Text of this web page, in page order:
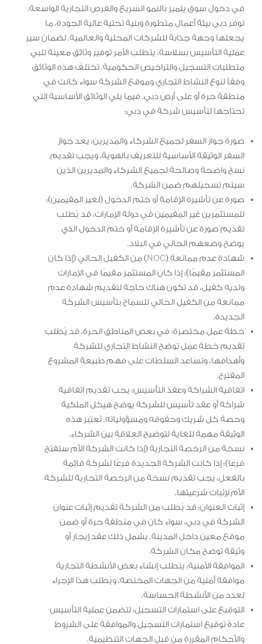
في دخول سوق يتميز بالنمو السريع والفرص التجارية الواسعة.
توفر دبي بيئة أعمال متطورة وبنية تحتية عالية الجودة، ما
يجعلها وجهة جذابة للشركات المحلية والعالمية. لضمان سير
عملية التأسيس بسلاسة، يتطلب الأمر توفير وثائق معينة تلبي
متطلبات التسجيل والتراخيص الحكومية. تختلف هذه الوثائق
وفقاً لنوع النشاط التجاري وموقع الشركة سواء كانت في
منطقة حرة أو على أرض دبي. فيما يلي الوثائق الأساسية التي
تحتاجها لتأسيس شركة في دبي:
صورة جواز السفر لجميع الشركاء والمديرين: يعد جواز
السفر الوثيقة الأساسية للتعريف بالهوية، ويجب تقديم
نسخ واضحة وصالحة لجميع الشركاء والمديرين الذين
سيتم تسجيلهم ضمن الشركة.
صورة عن تأشيرة الإقامة أو ختم الدخول (لغير المقيمين):
للمستثمرين غير المقيمين في دولة الإمارات، قد يُطلب
تقديم صورة عن تأشيرة الإقامة أو ختم الدخول الذي
يوضح وضعهم الحالي في البلاد.
شهادة عدم ممانعة (NOC) من الكفيل الحالي (إذا كان
المستثمر مقيمًا): إذا كان المستثمر مقيمًا في الإمارات
ولديه كفيل، قد تكون هناك حاجة لتقديم شهادة عدم
ممانعة من الكفيل الحالي للسماح بتأسيس الشركة
الجديدة.
خطة عمل مختصرة: في بعض المناطق الحرة، قد يُطلب
تقديم خطة عمل توضح النشاط التجاري للشركة
وأهدافها، وتساعد السلطات على فهم طبيعة المشروع
المقترح.
اتفاقية الشراكة وعقد التأسيس: يجب تقديم اتفاقية
شراكة أو عقد تأسيس للشركة يوضح هيكل الملكية
وحصة كل شريك وحقوقه ومسؤولياته. تُعتبر هذه
الوثيقة مهمة للغاية لتوضيح العلاقة بين الشركاء.
نسخة من الرخصة التجارية (إذا كانت الشركة الأم ستفتح
فرعًا): إذا كانت الشركة الجديدة فرعًا لشركة قائمة
بالفعل، يجب تقديم نسخة من الرخصة التجارية للشركة
الأم لإثبات شرعيتها.
إثبات العنوان: قد يُطلب من الشركة تقديم إثبات عنوان
الشركة في دبي، سواء كان في منطقة حرة أو ضمن
موقع معين داخل المدينة. يشمل ذلك عقد إيجار أو
وثيقة توضح مكان الشركة.
الموافقة الأمنية: يتطلب إنشاء بعض الأنشطة التجارية
موافقة أمنية من الجهات المختصة، ويُطلب هذا الإجراء
لعدد من الأنشطة الحساسة.
التوقيع على استمارات التسجيل: تتضمن عملية التأسيس
عادةً توقيع استمارات التسجيل والموافقة على الشروط
والأحكام المقررة من قبل الجهات التنظيمية.